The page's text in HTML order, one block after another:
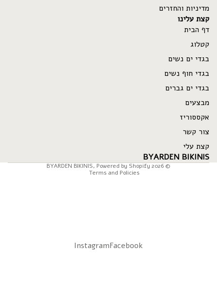
מדיניות והחזרים
קצת עלינו
דף הבית
קטלוג
בגדי ים נשים
בגדי חוף נשים
בגדי ים גברים
מבצעים
אקססוריז
צור קשר
קצת עלי
BYARDEN BIKINIS
© 2026
BYARDEN BIKINIS ,Powered by Shopify
Terms and Policies
Facebook
Instagram